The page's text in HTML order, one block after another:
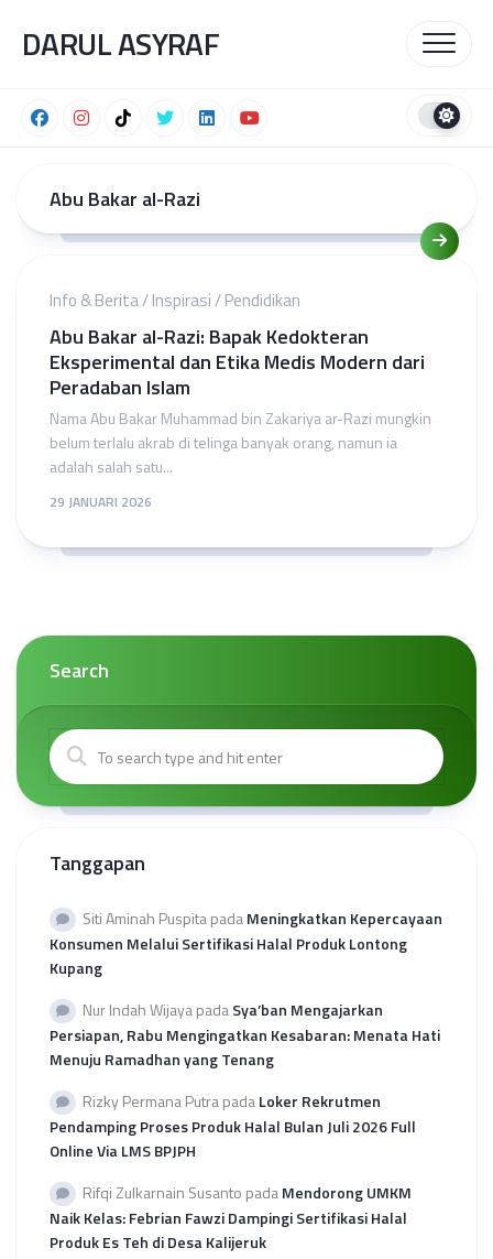
content
DARUL ASYRAF
Abu Bakar al-Razi
Info & Berita/Inspirasi/Pendidikan
Abu Bakar al-Razi: Bapak Kedokteran
Eksperimental dan Etika Medis Modern dari
Peradaban Islam
Nama Abu Bakar Muhammad bin Zakariya ar-Razi mungkin
belum terlalu akrab di telinga banyak orang, namun ia
adalah salah satu...
29 JANUARI 2026
Search
Tanggapan
Siti Aminah PuspitapadaMeningkatkan Kepercayaan
Konsumen Melalui Sertifikasi Halal Produk Lontong
Kupang
Nur Indah WijayapadaSya’ban Mengajarkan
Persiapan, Rabu Mengingatkan Kesabaran: Menata Hati
Menuju Ramadhan yang Tenang
Rizky Permana PutrapadaLoker Rekrutmen
Pendamping Proses Produk Halal Bulan Juli 2026 Full
Online Via LMS BPJPH
Rifqi Zulkarnain Susanto padaMendorong UMKM
Naik Kelas: Febrian Fawzi Dampingi Sertifikasi Halal
Produk Es Teh di Desa Kalijeruk